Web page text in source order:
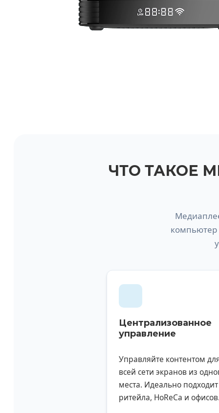
ЧТО ТАКОЕ
Централизованное
управление
Управляйте контентом
всей сети экранов из
места. Идеально
ритейла, HoReCa и